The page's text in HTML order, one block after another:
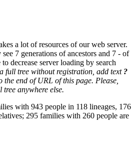
a lot of resources of our web server.
7 generations of ancestors and 7 - of
decrease server loading by search
full tree without registration, add text ?
the end of URL of this page. Please,
anywhere else.
with 943 people in 118 lineages, 176
295 families with 260 people are